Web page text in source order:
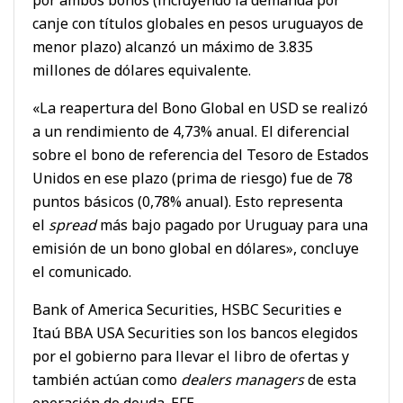
canje con títulos globales en pesos uruguayos de
menor plazo) alcanzó un máximo de 3.835
millones de dólares equivalente.
«La reapertura del Bono Global en USD se realizó
a un rendimiento de 4,73% anual. El diferencial
sobre el bono de referencia del Tesoro de Estados
Unidos en ese plazo (prima de riesgo) fue de 78
puntos básicos (0,78% anual). Esto representa
el spreadmás bajo pagado por Uruguay para una
emisión de un bono global en dólares», concluye
el comunicado.
Bank of America Securities, HSBC Securities e
Itaú BBA USA Securities son los bancos elegidos
por el gobierno para llevar el libro de ofertas y
también actúan como dealers managersde esta